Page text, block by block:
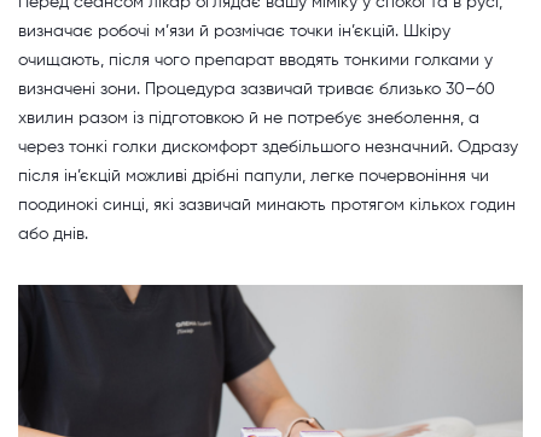
визначає робочі м’язи й розмічає точки ін’єкцій. Шкіру
очищають, після чого препарат вводять тонкими голками у
визначені зони. Процедура зазвичай триває близько 30–60
хвилин разом із підготовкою й не потребує знеболення, а
через тонкі голки дискомфорт здебільшого незначний. Одразу
після ін’єкцій можливі дрібні папули, легке почервоніння чи
поодинокі синці, які зазвичай минають протягом кількох годин
або днів.